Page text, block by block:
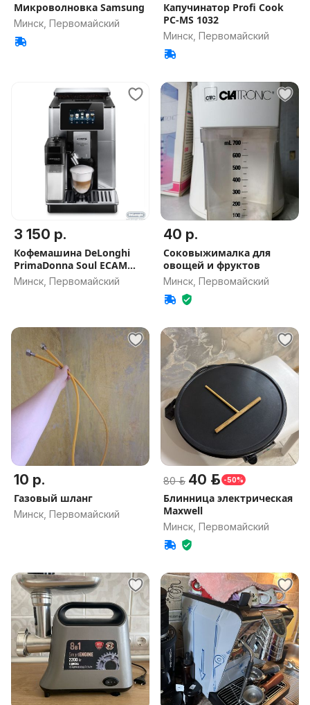
Микроволновка Samsung
Минск, Первомайский
Капучинатор Profi Cook
PC-MS 1032
Минск, Первомайский
3 150 р.
Кофемашина DeLonghi
PrimaDonna Soul ECAM
610.74. MB
Минск, Первомайский
40 р.
Соковыжималка для
овощей и фруктов
Минск, Первомайский
10 р.
Газовый шланг
Минск, Первомайский
80 р. 40 р. -50%
Блинница электрическая
Maxwell
Минск, Первомайский